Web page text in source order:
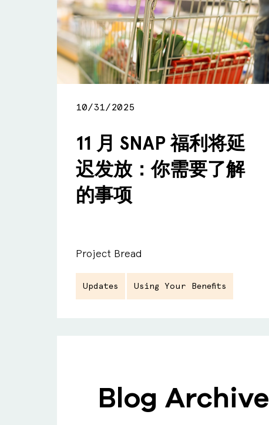
10/31/2025
11 月 SNAP 福利将延
迟发放：你需要了解
的事项
Project Bread
Updates Using Your Benefits
Blog Archive